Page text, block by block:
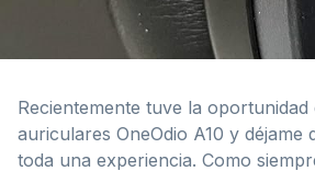
Recientemente tuve la
auriculares OneOdio A10 y déjame
toda una experiencia. Como